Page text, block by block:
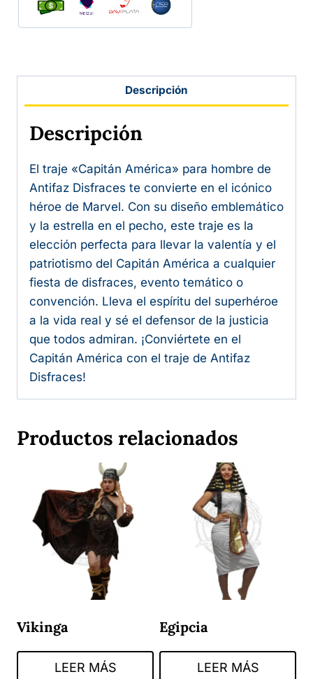
Descripción
Descripción
El traje «Capitán América» para hombre de
Antifaz Disfraces te convierte en el icónico
héroe de Marvel. Con su diseño emblemático
y la estrella en el pecho, este traje es la
elección perfecta para llevar la valentía y el
patriotismo del Capitán América a cualquier
fiesta de disfraces, evento temático o
convención. Lleva el espíritu del superhéroe
a la vida real y sé el defensor de la justicia
que todos admiran. ¡Conviértete en el
Capitán América con el traje de Antifaz
Disfraces!
Productos relacionados
Vikinga
LEER MÁS
Egipcia
LEER MÁS